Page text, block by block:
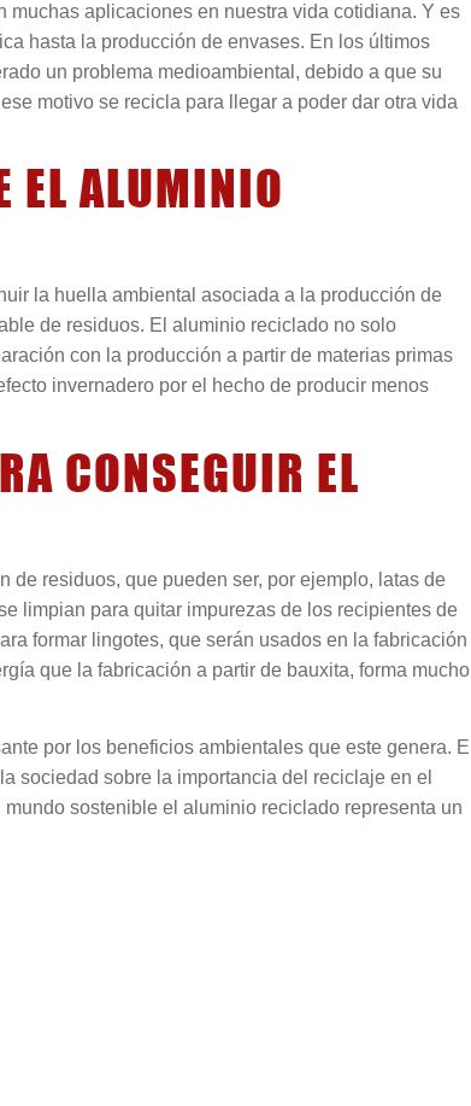
aplicaciones en nuestra vida cotidiana. Y es
hasta la producción de envases. En los últimos
un problema medioambiental, debido a que su
motivo se recicla para llegar a poder dar otra vida
EL ALUMINIO
la huella ambiental asociada a la producción de
de residuos. El aluminio reciclado no solo
con la producción a partir de materias primas
invernadero por el hecho de producir menos
CONSEGUIR EL
de residuos, que pueden ser, por ejemplo, latas de
limpian para quitar impurezas de los recipientes de
formar lingotes, que serán usados en la fabricación
que la fabricación a partir de bauxita, forma mucho
por los beneficios ambientales que este genera. El
sociedad sobre la importancia del reciclaje en el
sostenible el aluminio reciclado representa un